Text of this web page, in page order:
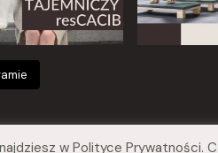
w Polityce Prywatności.